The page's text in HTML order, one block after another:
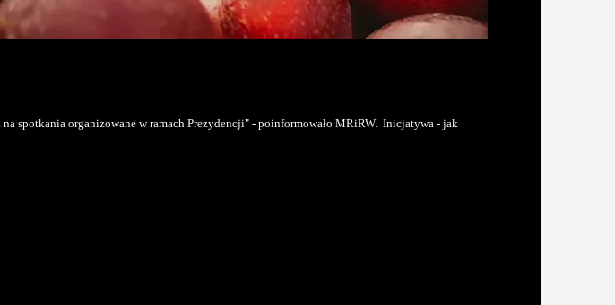
spotkania organizowane w ramach Prezydencji" - poinformowało MRiRW. Inicjatywa - jak